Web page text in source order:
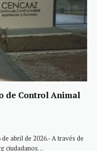
de Control Animal
abril de 2026.- A través de
ciudadanos…